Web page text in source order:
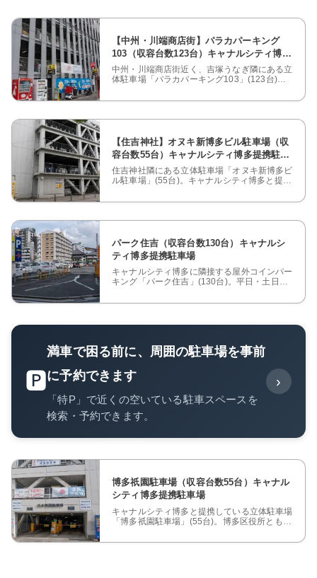
【中州・川端商店街】パラカパーキング
103（収容台数123台）キャナルシティ博多
提携駐車場
中州・川端商店街近く、吉塚うなぎ隣にある立
体駐車場「パラカパーキング103」(123台)。
ズ制限を紹介します。
【住吉神社】オヌキ新博多ビル駐車場（収
容台数55台）キャナルシティ博多提携駐車
場
住吉神社隣にある立体駐車場「オヌキ新博多ビ
ル駐車場」(55台)。キャナルシティ博多と提携
等の設備を紹介します。
パーク住吉（収容台数130台）キャナルシ
ティ博多提携駐車場
キャナルシティ博多に隣接する屋外コインパー
キング「パーク住吉」(130台)。平日・土日祝
ビスを紹介します。
🅿️
満車で困る前に、周囲の駐車場を事前
に予約できます
「特P」で近くの空いている駐車スペースを
検索・予約できます。
›
博多祇園駐車場（収容台数55台）キャナル
シティ博多提携駐車場
キャナルシティ博多と提携している立体駐車場
「博多祇園駐車場」(55台)。博多区役所とも提
ズ、設備を紹介します。